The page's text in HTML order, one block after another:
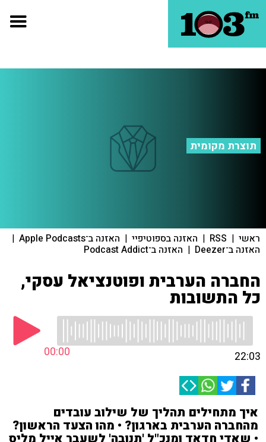
תוצרת מקומית
ראשי |
RSS
| האזנה בספוטיפיי | האזנה ב־Apple Podcasts |
האזנה ב־Deezer | האזנה ב־Podcast Addict
החברה הערבית ופוטנציאל עסקי,
כל התשובות
00:00 22:03
איך מתחילים תהליך של שילוב עובדים
מהחברה הערבית בארגון? • מהו הצעד הראשון?